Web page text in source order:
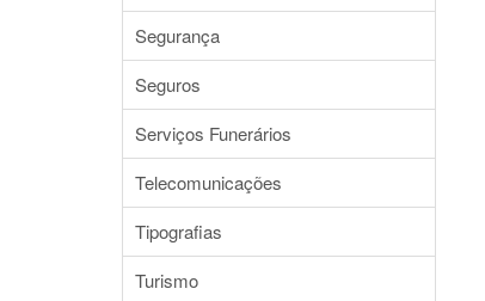
Segurança
Seguros
Serviços Funerários
Telecomunicações
Tipografias
Turismo